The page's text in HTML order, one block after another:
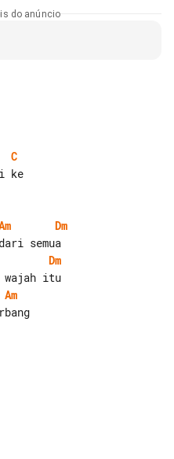
do anúncio
C
Dm
Dm
Am